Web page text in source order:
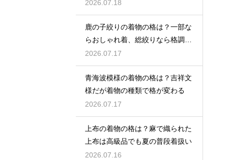
2026.07.18
鹿の子絞りの着物の格は？一部な
らおしゃれ着、総絞りなら格調高
い晴れ着に
2026.07.17
青海波模様の着物の格は？吉祥文
様だが着物の種類で格が変わる
2026.07.17
上布の着物の格は？麻で織られた
上布は高級品でも夏の普段着扱い
2026.07.16